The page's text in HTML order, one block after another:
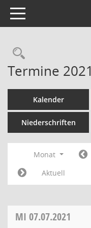
Toggle navigation
Termine 2021
Kalender
Niederschriften
Monat
Aktuell
MI 07.07.2021